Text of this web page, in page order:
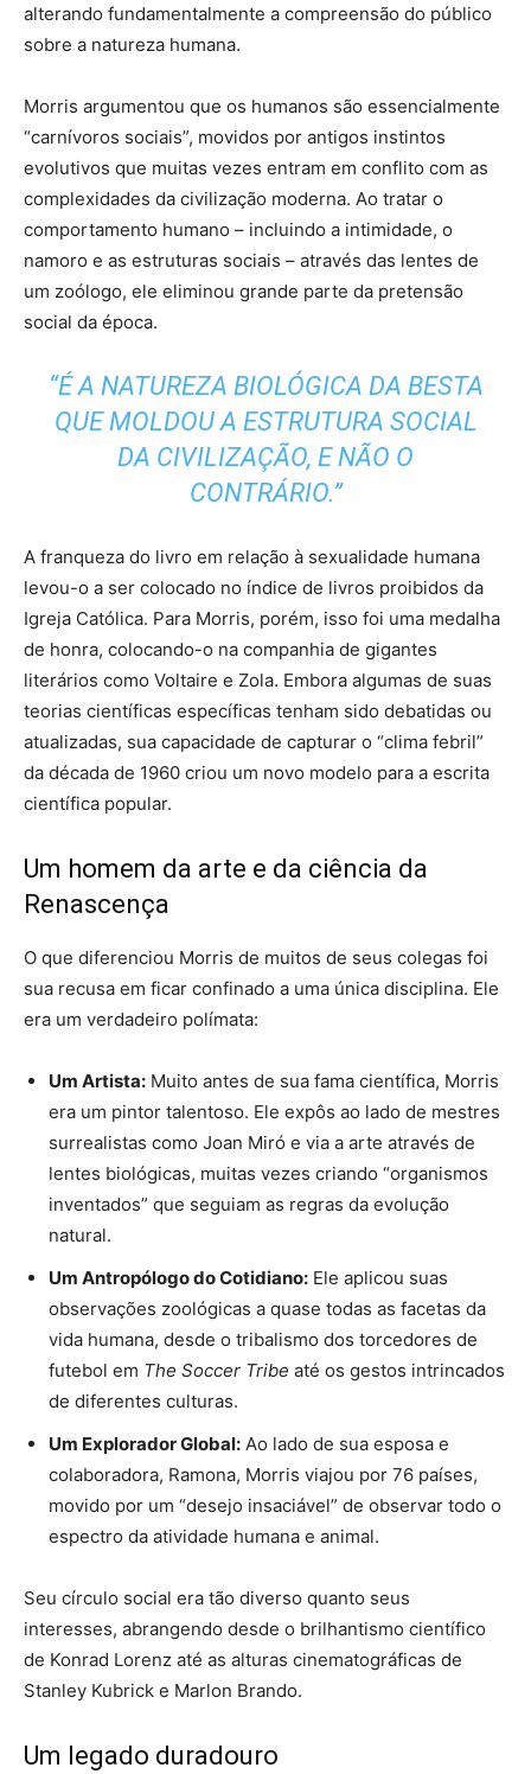
alterando fundamentalmente a compreensão do público
sobre a natureza humana.
Morris argumentou que os humanos são essencialmente
“carnívoros sociais”, movidos por antigos instintos
evolutivos que muitas vezes entram em conflito com as
complexidades da civilização moderna. Ao tratar o
comportamento humano – incluindo a intimidade, o
namoro e as estruturas sociais – através das lentes de
um zoólogo, ele eliminou grande parte da pretensão
social da época.
“É A NATUREZA BIOLÓGICA DA BESTA
QUE MOLDOU A ESTRUTURA SOCIAL
DA CIVILIZAÇÃO, E NÃO O
CONTRÁRIO.”
A franqueza do livro em relação à sexualidade humana
levou-o a ser colocado no índice de livros proibidos da
Igreja Católica. Para Morris, porém, isso foi uma medalha
de honra, colocando-o na companhia de gigantes
literários como Voltaire e Zola. Embora algumas de suas
teorias científicas específicas tenham sido debatidas ou
atualizadas, sua capacidade de capturar o “clima febril”
da década de 1960 criou um novo modelo para a escrita
científica popular.
Um homem da arte e da ciência da
Renascença
O que diferenciou Morris de muitos de seus colegas foi
sua recusa em ficar confinado a uma única disciplina. Ele
era um verdadeiro polímata:
Um Artista: Muito antes de sua fama científica, Morris
era um pintor talentoso. Ele expôs ao lado de mestres
surrealistas como Joan Miró e via a arte através de
lentes biológicas, muitas vezes criando “organismos
inventados” que seguiam as regras da evolução
natural.
Um Antropólogo do Cotidiano: Ele aplicou suas
observações zoológicas a quase todas as facetas da
vida humana, desde o tribalismo dos torcedores de
futebol em The Soccer Tribe até os gestos intrincados
de diferentes culturas.
Um Explorador Global: Ao lado de sua esposa e
colaboradora, Ramona, Morris viajou por 76 países,
movido por um “desejo insaciável” de observar todo o
espectro da atividade humana e animal.
Seu círculo social era tão diverso quanto seus
interesses, abrangendo desde o brilhantismo científico
de Konrad Lorenz até as alturas cinematográficas de
Stanley Kubrick e Marlon Brando.
Um legado duradouro